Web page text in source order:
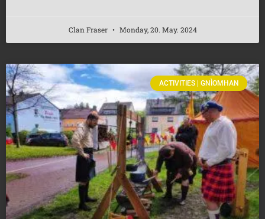
Clan Fraser Monday, 20. May. 2024
ACTIVITIES | GNÌOMHAN